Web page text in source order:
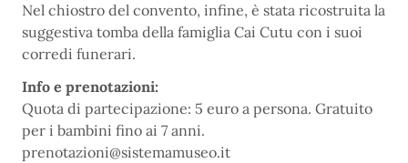
Nel chiostro del convento, infine, è stata ricostruita la
suggestiva tomba della famiglia Cai Cutu con i suoi
corredi funerari.
Info e prenotazioni:
Quota di partecipazione: 5 euro a persona. Gratuito
per i bambini fino ai 7 anni.
prenotazioni@sistemamuseo.it